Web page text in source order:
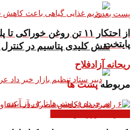
نقش کلیدی پتاسیم در
پست بعدی
از احتکار ۱۱ تن روغن
پایتخت
ریحانه آزادفلاح
مربوطهپست ها